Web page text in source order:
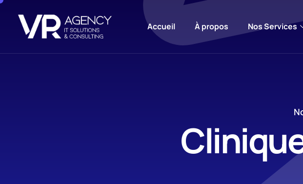
Accueil À propos Nos Services